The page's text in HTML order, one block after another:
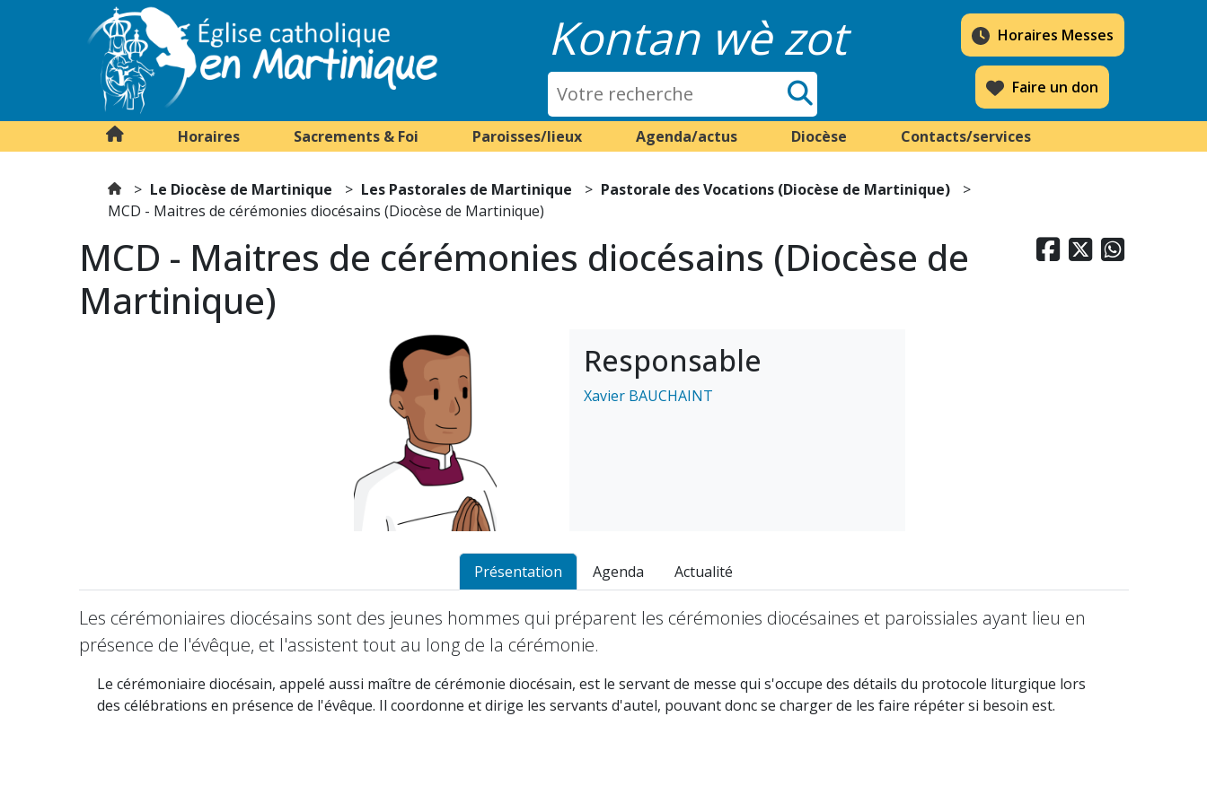
Kontan wè zot Horaires Messes
Faire un don
Horaires Sacrements & Foi Paroisses/lieux Agenda/actus Diocèse Contacts/services
Le Diocèse de Martinique Les Pastorales de Martinique
Pastorale des Vocations (Diocèse de Martinique)
MCD - Maitres de cérémonies diocésains (Diocèse de Martinique)
  
MCD - Maitres de cérémonies diocésains (Diocèse de
Martinique)
Responsable
Xavier BAUCHAINT
Présentation Agenda Actualité
Les cérémoniaires diocésains sont des jeunes hommes qui préparent les cérémonies diocésaines et paroissiales ayant lieu en
présence de l'évêque, et l'assistent tout au long de la cérémonie.
Le cérémoniaire diocésain, appelé aussi maître de cérémonie diocésain, est le servant de messe qui s'occupe des détails du protocole liturgique lors
des célébrations en présence de l'évêque. Il coordonne et dirige les servants d'autel, pouvant donc se charger de les faire répéter si besoin est.